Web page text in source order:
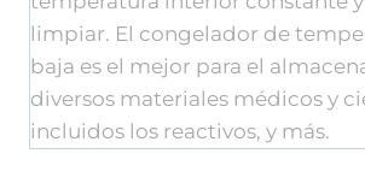
limpiar. El congelador de
baja es el mejor para el
diversos materiales médicos y
incluidos los reactivos, y más.